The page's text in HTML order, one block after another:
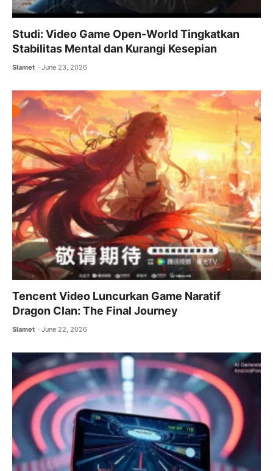
Studi: Video Game Open-World Tingkatkan
Stabilitas Mental dan Kurangi Kesepian
Slamet June 23, 2026
Tencent Video Luncurkan Game Naratif
Dragon Clan: The Final Journey
Slamet June 22, 2026